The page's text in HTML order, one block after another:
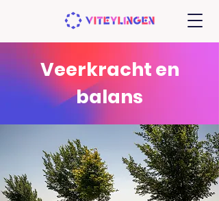
Veerkracht en
balans